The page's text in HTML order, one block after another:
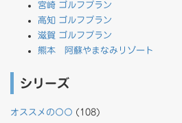
宮崎 ゴルフプラン
高知 ゴルフプラン
滋賀 ゴルフプラン
熊本 阿蘇やまなみリゾート
シリーズ
オススメの〇〇 (108)